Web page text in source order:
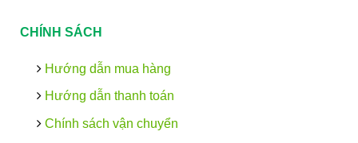
CHÍNH SÁCH
Hướng dẫn mua hàng
Hướng dẫn thanh toán
Chính sách vận chuyển